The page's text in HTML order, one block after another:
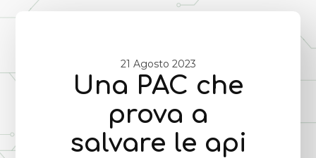
21 Agosto 2023
Una PAC che
prova a
salvare le api